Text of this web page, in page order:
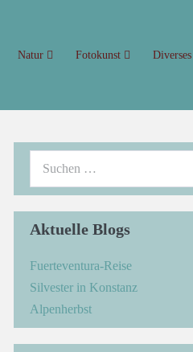
Natur Fotokunst Diverses
Aktuelle Blogs
Fuerteventura-Reise
Silvester in Konstanz
Alpenherbst